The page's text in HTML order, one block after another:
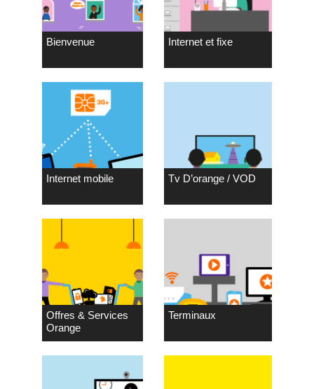
Bienvenue Internet et fixe
Internet mobile Tv D’orange / VOD
Offres & Services
Orange
Terminaux